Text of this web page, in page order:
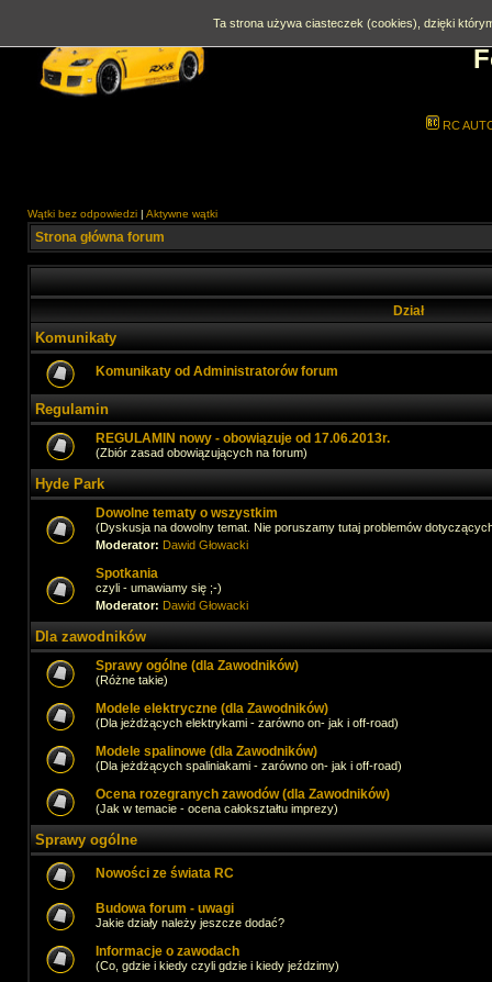
RC
Wątki bez odpowiedzi | Aktywne wątki
Strona główna forum
Dział
Komunikaty
Komunikaty od Administratorów forum
Regulamin
REGULAMIN nowy - obowiązuje od 17.06.2013r.
(Zbiór zasad obowiązujących na forum)
Hyde Park
Dowolne tematy o wszystkim
(Dyskusja na dowolny temat. Nie poruszamy tutaj problemów
Moderator: Dawid Głowacki
Spotkania
czyli - umawiamy się ;-)
Moderator: Dawid Głowacki
Dla zawodników
Sprawy ogólne (dla Zawodników)
(Różne takie)
Modele elektryczne (dla Zawodników)
(Dla jeżdżących elektrykami - zarówno on- jak i off-road)
Modele spalinowe (dla Zawodników)
(Dla jeżdżących spaliniakami - zarówno on- jak i off-road)
Ocena rozegranych zawodów (dla Zawodników)
(Jak w temacie - ocena całokształtu imprezy)
Sprawy ogólne
Nowości ze świata RC
Budowa forum - uwagi
Jakie działy należy jeszcze dodać?
Informacje o zawodach
(Co, gdzie i kiedy czyli gdzie i kiedy jeździmy)
Ta strona używa ciasteczek (cookies), dzięki